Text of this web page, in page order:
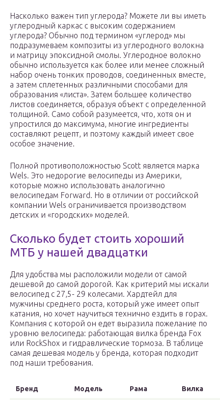
Насколько важен тип углерода? Можете ли вы иметь
углеродный каркас с высоким содержанием
углерода? Обычно под термином «углерод» мы
подразумеваем композиты из углеродного волокна
и матрицу эпоксидной смолы. Углеродное волокно
обычно используется как более или менее сложный
набор очень тонких проводов, соединенных вместе,
а затем сплетенных различными способами для
образования «листа». Затем большее количество
листов соединяется, образуя объект с определенной
толщиной. Само собой разумеется, что, хотя он и
упростился до максимума, многие ингредиенты
составляют рецепт, и поэтому каждый имеет свое
особое значение.
Полной противоположностью Scott является марка
Wels. Это недорогие велосипеды из Америки,
которые можно использовать аналогично
велосипедам Forward. Но в отличии от российской
компании Wels ограничивается производством
детских и «городских» моделей.
Сколько будет стоить хороший
МТБ у нашей двадцатки
Для удобства мы расположили модели от самой
дешевой до самой дорогой. Как критерий мы искали
велосипед с 27,5- 29 колесами. Хардтейл для
мужчины среднего роста, который уже имеет опыт
катания, но хочет научиться технично ездить в горах.
Компания с которой он едет выразила пожелание по
уровню велосипеда: работающая вилка бренда Fox
или RockShox и гидравлические тормоза. В таблице
самая дешевая модель у бренда, которая подходит
под наши требования.
Бренд Модель Рама Вилка